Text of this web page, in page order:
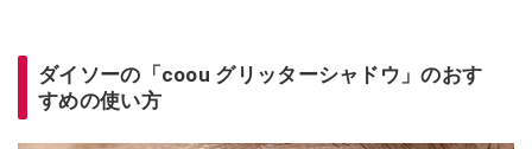
ダイソーの「coou グリッターシャドウ」のおす
すめの使い方